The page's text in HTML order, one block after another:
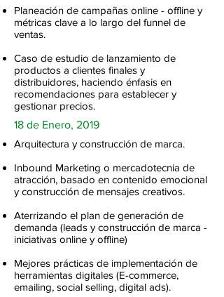
Planeación de campañas online - offline y
métricas clave a lo largo del funnel de
ventas.
Caso de estudio de lanzamiento de
productos a clientes finales y
distribuidores, haciendo énfasis en
recomendaciones para establecer y
gestionar precios.
18 de Enero, 2019
Arquitectura y construcción de marca.
Inbound Marketing o mercadotecnia de
atracción, basado en contenido emocional
y construcción de mensajes creativos.
Aterrizando el plan de generación de
demanda (leads y construcción de marca -
iniciativas online y offline)
Mejores prácticas de implementación de
herramientas digitales (E-commerce,
emailing, social selling, digital ads).